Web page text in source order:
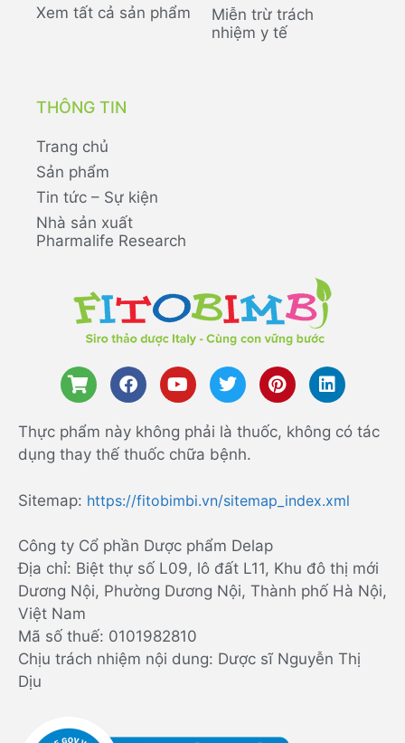
Xem tất cả sản phẩm
Miễn trừ trách
nhiệm y tế
THÔNG TIN
Trang chủ
Sản phẩm
Tin tức – Sự kiện
Nhà sản xuất
Pharmalife Research
Thực phẩm này không phải là thuốc, không có tác
dụng thay thế thuốc chữa bệnh.
Sitemap: https://fitobimbi.vn/sitemap_index.xml
Công ty Cổ phần Dược phẩm Delap
Địa chỉ: Biệt thự số L09, lô đất L11, Khu đô thị mới
Dương Nội, Phường Dương Nội, Thành phố Hà Nội,
Việt Nam
Mã số thuế: 0101982810
Chịu trách nhiệm nội dung: Dược sĩ Nguyễn Thị
Dịu